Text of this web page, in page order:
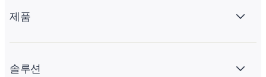
제품
솔루션